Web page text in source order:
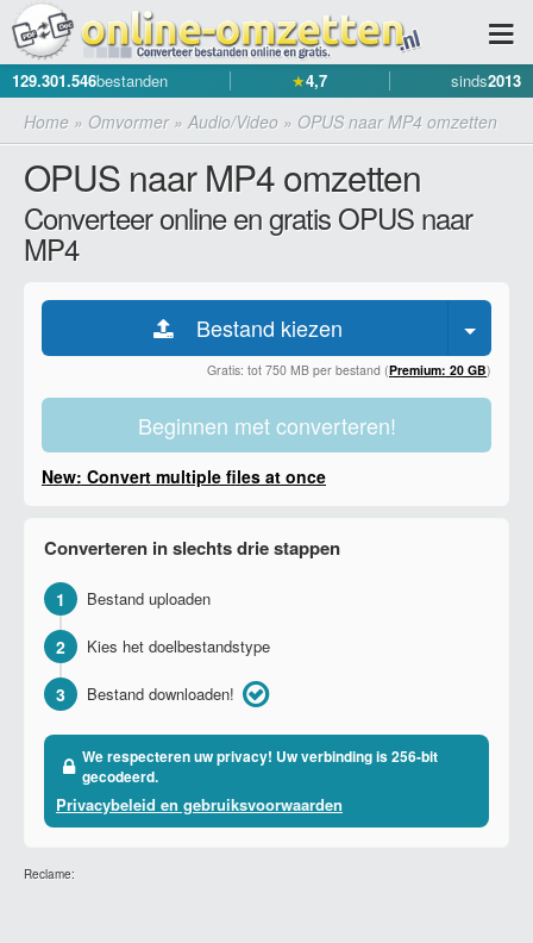
129.301.546bestanden ★4,7 sinds2013
Home » Omvormer» Audio/Video » OPUS naar MP4 omzetten
OPUS naar MP4 omzetten
Converteer online en gratis OPUS naar
MP4
Bestand kiezen
Gratis: tot 750 MB per bestand (Premium: 20 GB)
Beginnen met converteren!
New: Convert multiple files at once
Converteren in slechts drie stappen
1 Bestand uploaden
2 Kies het doelbestandstype
3 Bestand downloaden!
We respecteren uw privacy! Uw verbinding is 256-bit
gecodeerd.
Privacybeleid en gebruiksvoorwaarden
Reclame: